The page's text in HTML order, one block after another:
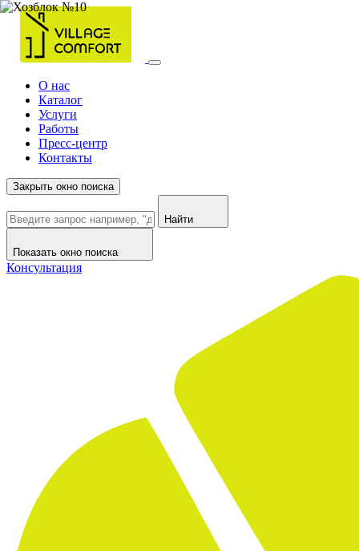
О нас
Каталог
Услуги
Работы
Пресс-центр
Контакты
Закрыть окно поиска
Найти
Показать окно поиска
Консультация